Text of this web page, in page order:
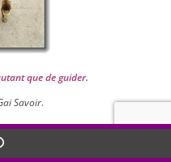
que de gui­der.
Savoir.
sans espoir et être pour­tant déci­